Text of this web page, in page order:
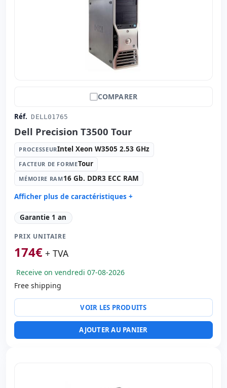
Affichage spécifique: Stand VESA · Chargeur externe ·
RJ-45 · WIFI · Bluetooth
49.5x42.5x27.5 cm.
COMPARER
Réf. DELL01765
Dell Precision T3500 Tour
PROCESSEURIntel Xeon W3505 2.53 GHz
FACTEUR DE FORMETour
MÉMOIRE RAM16 Gb. DDR3 ECC RAM
Afficher plus de caractéristiques +
Processeur: Intel Xeon W3505 2.53 GHz.
Facteur de forme:
Mémoire RAM:
Disque dur: 240 Gb. SSD
Graphique: Nvidia 310
Son: High Definition Audio
Réseau: Gigabir Broadcom NetXtreme 57xx
Système opératif: Ubuntu GNU/Linux
Ports vidéo: 2x Display Port
Garantie 1 an
PRIX UNITAIRE
174€ + TVA
Receive on vendredi 07-08-2026
Free shipping
VOIR LES PRODUITS
AJOUTER AU PANIER